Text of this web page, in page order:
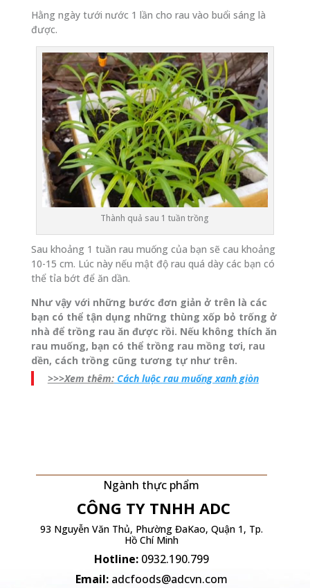
Hằng ngày tưới nước 1 lần cho rau vào buổi sáng là
được.
Thành quả sau 1 tuần trồng
Sau khoảng 1 tuần rau muống của bạn sẽ cau khoảng
10-15 cm. Lúc này nếu mật độ rau quá dày các bạn có
thể tỉa bớt để ăn dần.
Như vậy với những bước đơn giản ở trên là các
bạn có thể tận dụng những thùng xốp bỏ trống ở
nhà để trồng rau ăn được rồi. Nếu không thích ăn
rau muống, bạn có thể trồng rau mồng tơi, rau
dền, cách trồng cũng tương tự như trên.
>>>Xem thêm:Cách luộc rau muống xanh giòn
Ngành thực phẩm
CÔNG TY TNHH ADC
93 Nguyễn Văn Thủ, Phường ĐaKao, Quận 1, Tp.
Hồ Chí Minh
Hotline: 0932.190.799
Email: adcfoods@adcvn.com